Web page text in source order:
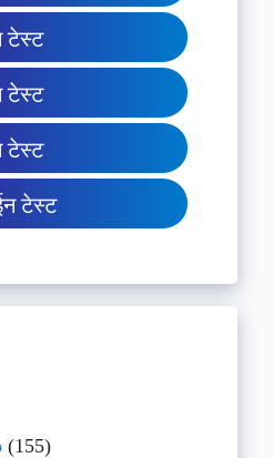
टेस्ट
टेस्ट
टेस्ट
टेस्ट
(155)